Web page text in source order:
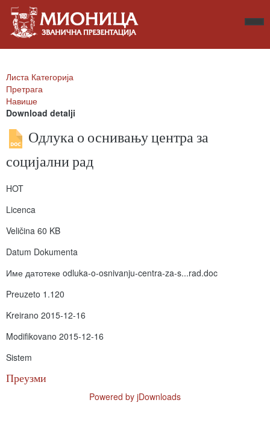
Листа Категорија
Претрага
Навише
Download detalji
Одлука о оснивању центра за
социјални рад
HOT
Licenca
Veličina 60 KB
Datum Dokumenta
Име датотеке odluka-o-osnivanju-centra-za-s...rad.doc
Preuzeto 1.120
Kreirano 2015-12-16
Modifikovano 2015-12-16
Sistem
Преузми
Powered by jDownloads